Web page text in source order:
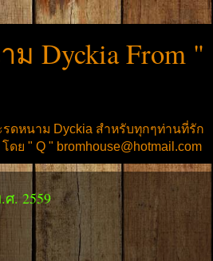
Dyckia From "
ดหนาม Dyckia สำหรับทุกๆท่านที่รัก
ย " Q " bromhouse@hotmail.com
. 2559